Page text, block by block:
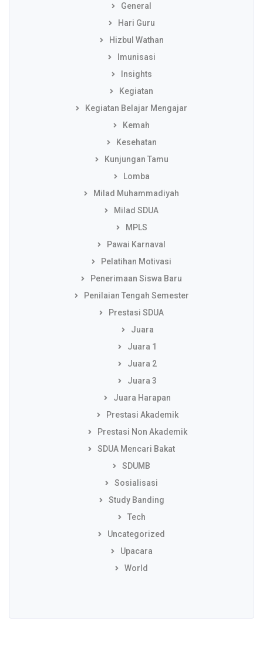
General
Hari Guru
Hizbul Wathan
Imunisasi
Insights
Kegiatan
Kegiatan Belajar Mengajar
Kemah
Kesehatan
Kunjungan Tamu
Lomba
Milad Muhammadiyah
Milad SDUA
MPLS
Pawai Karnaval
Pelatihan Motivasi
Penerimaan Siswa Baru
Penilaian Tengah Semester
Prestasi SDUA
Juara
Juara 1
Juara 2
Juara 3
Juara Harapan
Prestasi Akademik
Prestasi Non Akademik
SDUA Mencari Bakat
SDUMB
Sosialisasi
Study Banding
Tech
Uncategorized
Upacara
World